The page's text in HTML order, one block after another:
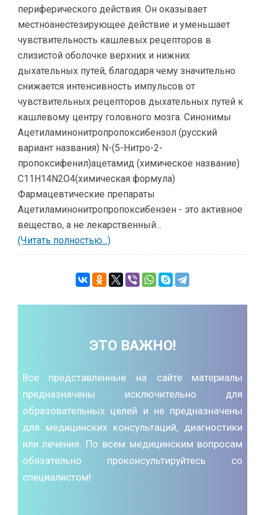
периферического действия. Он оказывает
местноанестезирующее действие и уменьшает
чувствительность кашлевых рецепторов в
слизистой оболочке верхних и нижних
дыхательных путей, благодаря чему значительно
снижается интенсивность импульсов от
чувствительных рецепторов дыхательных путей к
кашлевому центру головного мозга. Синонимы
Ацетиламинонитропропоксибензол (русский
вариант названия) N-(5-Нитро-2-
пропоксифенил)ацетамид (химическое название)
C11H14N2O4(химическая формула)
Фармацевтические препараты
Ацетиламинонитропропоксибензен - это активное
вещество, а не лекарственный...
(Читать полностью...)
ЭТО ВАЖНО!
Все представленные на сайте материалы
предназначены исключительно для
образовательных целей и не предназначены
для медицинских консультаций, диагностики
или лечения. По всем медицинским вопросам
обязательно проконсультируйтесь со
специалистом!